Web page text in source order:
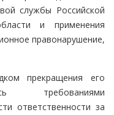
службы Российской
и применения
правонарушение,
прекращения его
требованиями
ответственности за